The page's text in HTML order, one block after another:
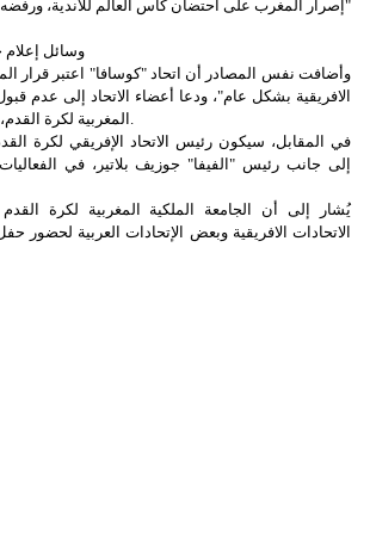
"إصرار المغرب على احتضان كأس العالم للأندية، ورفضه
وسائل
وأضافت نفس المصادر أن اتحاد "كوسافا" اعتبر قرار
الافريقية بشكل عام"، ودعا أعضاء الاتحاد إلى عدم
المغربية لكرة القدم، حسب ما جاء في البلاغ.
في المقابل، سيكون رئيس الاتحاد الإفريقي لكرة
إلى جانب رئيس "الفيفا" جوزيف بلاتير، في الفعاليات
يُشار إلى أن الجامعة الملكية المغربية لكرة
الاتحادات الافريقية وبعض الإتحادات العربية لحضور